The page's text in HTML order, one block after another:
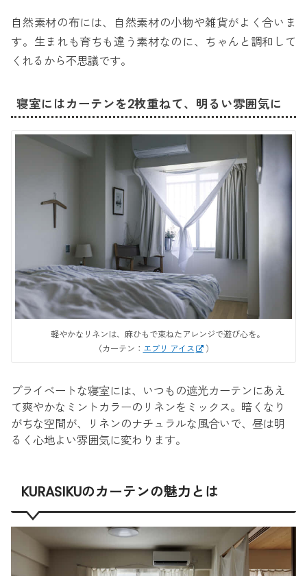
自然素材の布には、自然素材の小物や雑貨がよく合いま
す。生まれも育ちも違う素材なのに、ちゃんと調和して
くれるから不思議です。
寝室にはカーテンを2枚重ねて、明るい雰囲気に
軽やかなリネンは、麻ひもで束ねたアレンジで遊び心を。
（カーテン： エブリ アイス ）
プライベートな寝室には、いつもの遮光カーテンにあえ
て爽やかなミントカラーのリネンをミックス。暗くなり
がちな空間が、リネンのナチュラルな風合いで、昼は明
るく心地よい雰囲気に変わります。
KURASIKUのカーテンの魅力とは